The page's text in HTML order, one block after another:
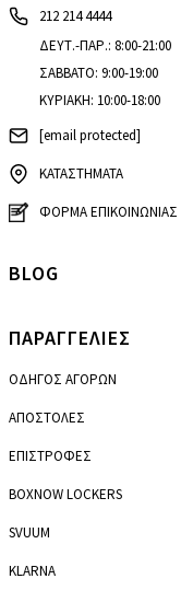
212 214 4444
ΔΕΥΤ.-ΠΑΡ.: 8:00-21:00
ΣΑΒΒΑΤΟ: 9:00-19:00
ΚΥΡΙΑΚΗ: 10:00-18:00
[email protected]
ΚΑΤΑΣΤΗΜΑΤΑ
ΦΟΡΜΑ ΕΠΙΚΟΙΝΩΝΙΑΣ
ΠΑΡΑΓΓΕΛΙΕΣ
ΟΔΗΓΟΣ ΑΓΟΡΩΝ
ΑΠΟΣΤΟΛΕΣ
ΕΠΙΣΤΡΟΦΕΣ
BOXNOW LOCKERS
SVUUM
KLARNA
BLOG